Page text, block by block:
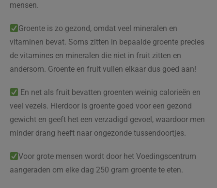
mensen.
Groente is zo gezond, omdat veel mineralen en
vitaminen bevat. Soms zitten in bepaalde groente precies
de vitamines en mineralen die niet in fruit zitten en
andersom. Groente en fruit vullen elkaar dus goed aan!
En net als fruit bevatten groenten weinig calorieën en
veel vezels. Hierdoor is groente goed voor een gezond
gewicht en geeft het een verzadigd gevoel, waardoor men
minder drang heeft naar ongezonde tussendoortjes.
Voor grote mensen wordt door het Voedingscentrum
aangeraden om elke dag 250 gram groente te eten.